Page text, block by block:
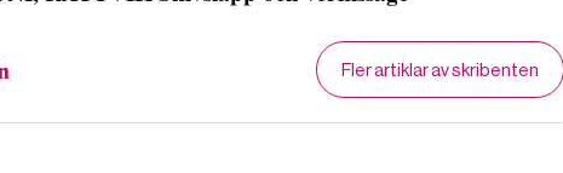
Fler artiklar av skribenten